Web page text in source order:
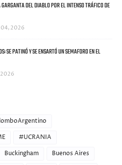
DEL DIABLO POR EL INTENSO TRÁFICO DE
2026
SE PATINÓ Y SE ENSARTÓ UN SEMAFORO EN EL
2026
#UCRANIA
Buckingham
Buenos Aires